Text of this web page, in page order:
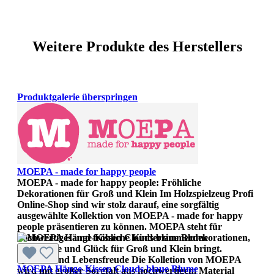
Weitere Produkte des Herstellers
Produktgalerie überspringen
MOEPA - made for happy people
MOEPA - made for happy people: Fröhliche
Dekorationen für Groß und Klein Im Holzspielzeug Profi
Online-Shop sind wir stolz darauf, eine sorgfältig
ausgewählte Kollektion von MOEPA - made for happy
people präsentieren zu können. MOEPA steht für
hochwertiges und fröhliche Kinderzimmerdekorationen,
die Freude und Glück für Groß und Klein bringt.
Qualität und Lebensfreude Die Kolletion von MOEPA
wird mit großer Sorgfalt aus hochwertigem Material
MOEPA Hänge-Kissen Clouds blaue Blume